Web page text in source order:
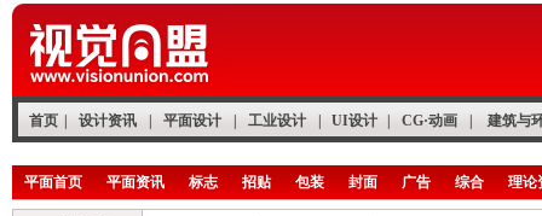
首页 设计资讯 平面设计 工业设计 UI设计 CG·动画 建筑与
平面首页 平面资讯 标志 招贴 包装 封面 广告 综合 理论